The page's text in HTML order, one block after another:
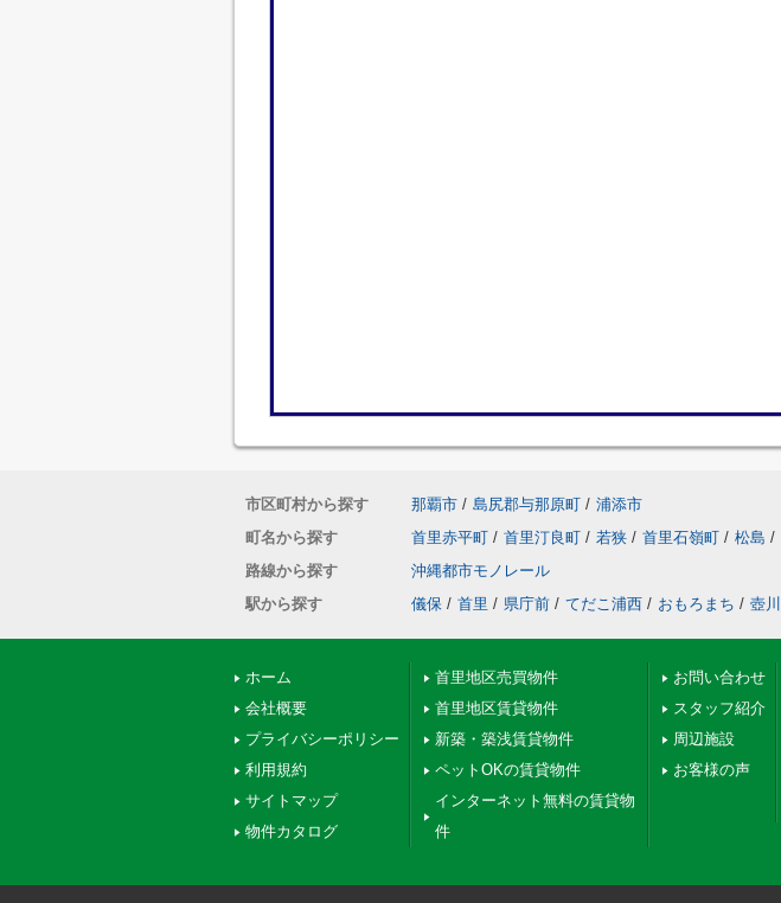
市区町村から探す 那覇市 / 島尻郡与那原町 / 浦添市
町名から探す
首里赤平町 / 首里汀良町 / 若狭 / 首里石嶺町 / 松島 /
路線から探す
沖縄都市モノレール
駅から探す
儀保 / 首里 / 県庁前 / てだこ浦西 / おもろまち / 壺川
ホーム
会社概要
プライバシーポリシー
利用規約
サイトマップ
物件カタログ
首里地区売買物件
首里地区賃貸物件
新築・築浅賃貸物件
ペットOKの賃貸物件
インターネット無料の賃貸物
件
お問い合わせ
スタッフ紹介
周辺施設
お客様の声